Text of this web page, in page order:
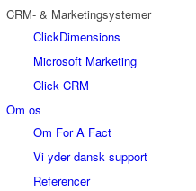
CRM- & Marketingsystemer
ClickDimensions
Microsoft Marketing
Click CRM
Om os
Om For A Fact
Vi yder dansk support
Referencer